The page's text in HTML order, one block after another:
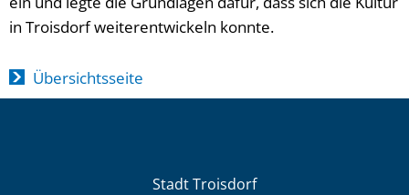
in Troisdorf weiterentwickeln konnte.
Übersichtsseite
Stadt Troisdorf